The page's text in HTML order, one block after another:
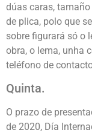
dúas caras,
de plica, polo que
sobre figurará só o
obra, o lema, unha
teléfono de
Quinta.
O prazo de
de 2020, Día